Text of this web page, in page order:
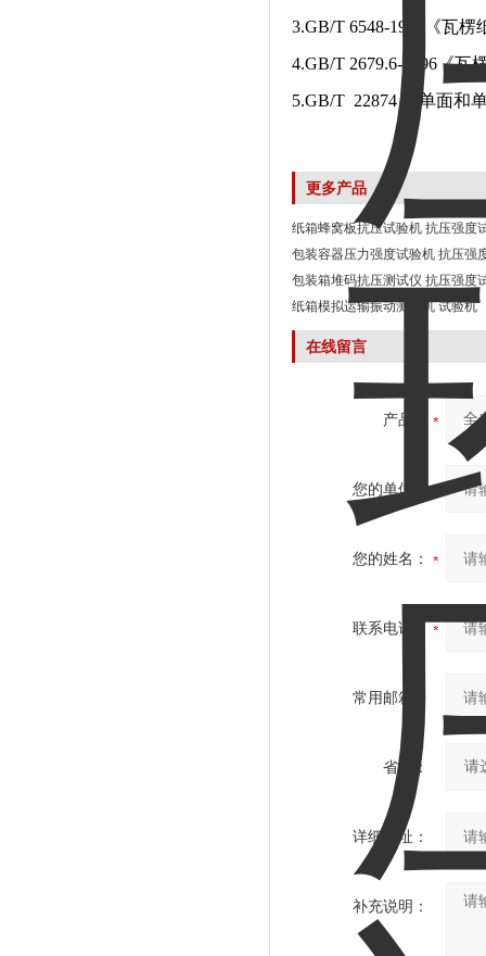
3.GB/T 6548-1998《瓦
4.GB/T 2679.6-1996《瓦
5.GB/T 22874 《单面和
更多产品
纸箱蜂窝板抗压试验机 抗压强度
包装容器压力强度试验机 抗压强
包装箱堆码抗压测试仪 抗压强度
纸箱模拟运输振动测试机 试验机
在线留言
产品：
您的单位：
您的姓名：
联系电话：
常用邮箱：
省份：
详细地址：
补充说明：